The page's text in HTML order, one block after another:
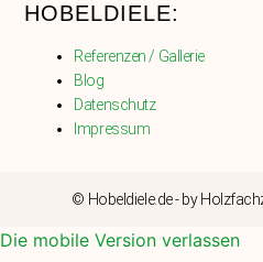
HOBELDIELE:
Referenzen / Gallerie
Blog
Datenschutz
Impressum
© Hobeldiele.de - by
Die mobile Version verlassen